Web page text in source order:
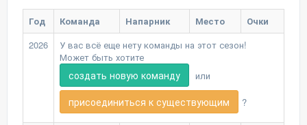
Год Команда Напарник Место
Очки
2026
У вас всё еще нету команды на этот сезон!
Может быть хотите
создать новую команду или
присоединиться к существующим ?